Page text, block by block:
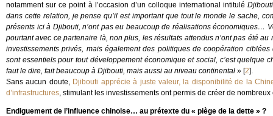
notamment sur ce point à l’occasion d’un colloque international intitulé
dans cette relation, je pense qu’il est important que tout le monde le sache,
présents ici à Djibouti, n’ont pas eu beaucoup de réalisations économiques…
pourtant avec ce partenaire là, non plus, les résultats attendus n’ont pas été
investissements privés, mais également des politiques de coopération
sont essentiels pour tout développement économique et social, c’est
faut le dire, fait beaucoup à Djibouti, mais aussi au niveau continental » [2].
Sans aucun doute, Djibouti apprécie à juste valeur, la disponibilité de la
d’infrastructures, stimulant les investissements ont permis de créer de nombreux
Endiguement de l’influence chinoise… au prétexte du « piège de la dette » ?